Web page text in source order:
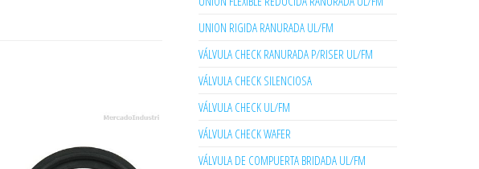
UNION RIGIDA RANURADA UL/FM
VÁLVULA CHECK RANURADA P/RISER UL/FM
VÁLVULA CHECK SILENCIOSA
VÁLVULA CHECK UL/FM
VÁLVULA CHECK WAFER
VÁLVULA DE COMPUERTA BRIDADA UL/FM